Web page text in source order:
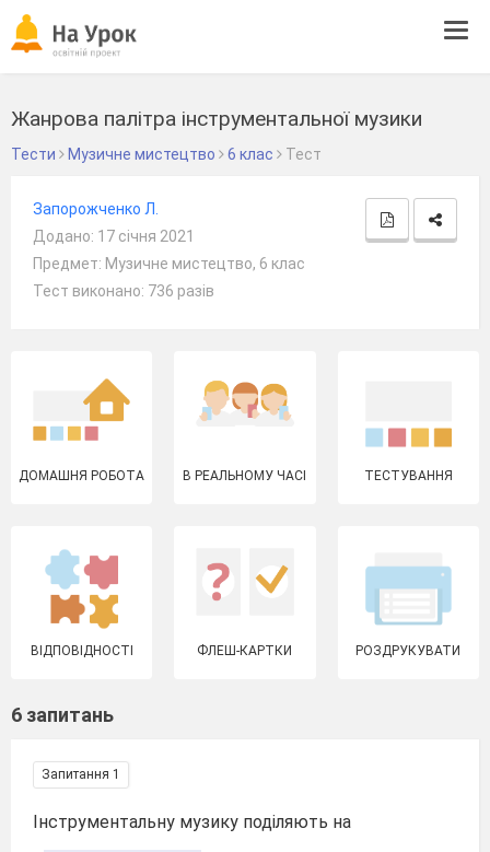
Жанрова палітра інструментальної музики
Тести Музичне мистецтво 6 клас Тест
Запорожченко Л.
Додано: 17 січня 2021
Предмет: Музичне мистецтво, 6 клас
Тест виконано: 736 разів
ДОМАШНЯ РОБОТА В РЕАЛЬНОМУ ЧАСІ ТЕСТУВАННЯ
ВІДПОВІДНОСТІ ФЛЕШ-КАРТКИ РОЗДРУКУВАТИ
6 запитань
Запитання 1
Інструментальну музику поділяють на